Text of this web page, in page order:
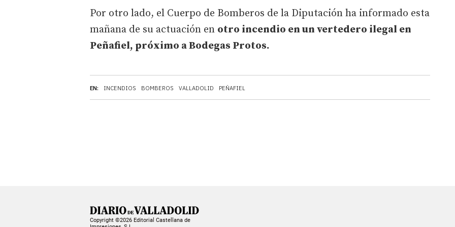
EN: INCENDIOS BOMBEROS VALLADOLID PEÑAFIEL
Por otro lado, el Cuerpo de Bomberos de la Diputación ha informado esta
mañana de su actuación en otro incendio en un vertedero ilegal en
Peñafiel, próximo a Bodegas Protos.
Copyright ©2026 Editorial Castellana de